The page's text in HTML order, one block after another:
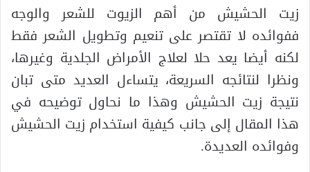
زيت الحشيش من أهم الزيوت للشعر والوجه
ففوائده لا تقتصر على تنعيم وتطويل الشعر فقط
لكنه أيضا يعد حلا لعلاج الأمراض الجلدية وغيرها،
ونظرا لنتائجه السريعة، يتساءل العديد متى تبان
نتيجة زيت الحشيش وهذا ما نحاول توضيحه في
هذا المقال إلى جانب كيفية استخدام زيت الحشيش
وفوائده العديدة.